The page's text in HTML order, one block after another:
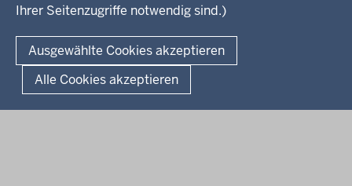
Ihrer Seitenzugriffe notwendig sind.)
Ausgewählte Cookies akzeptieren
Alle Cookies akzeptieren
Kontakt
Fußzeile
Datenschutz Erklärung zur Barrierefreiheit